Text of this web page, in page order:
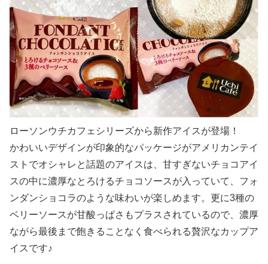
ローソンウチカフェシリーズから新作アイスが登場！
かわいいデザインが印象的なパッケージがアメリカンテイ
ストでオシャレと話題のアイスは、甘すぎないチョコアイ
スの中に濃厚なとろけるチョコソースが入っていて、フォ
ンダンショコラのような味わいが楽しめます。更に3種の
ベリーソースが甘酸っぱさもプラスされているので、濃厚
ながら最後まで飽きることなく食べられる贅沢なカップア
イスです♪